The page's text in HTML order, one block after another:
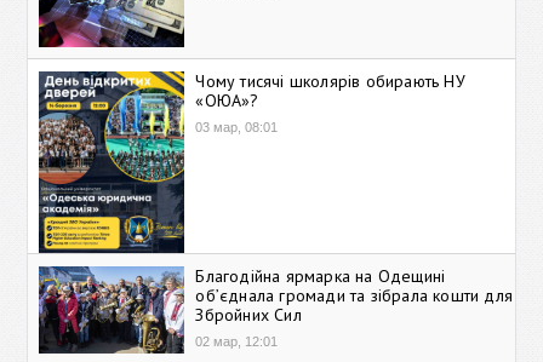
Чому тисячі школярів обирають НУ
«ОЮА»?
03 мар, 08:01
Благодійна ярмарка на Одещині
об’єднала громади та зібрала кошти для
Збройних Сил
02 мар, 12:01